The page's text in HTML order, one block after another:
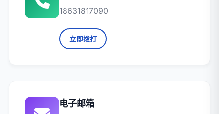
18631817090
立即拨打
电子邮箱